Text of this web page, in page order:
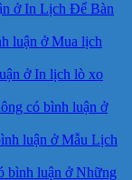
ở In Lịch Để Bàn
luận ở Mua lịch
ở In lịch lò xo
có bình luận ở
luận ở Mẫu Lịch
bình luận ở Những